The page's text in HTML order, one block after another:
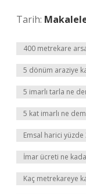
Tarih:
400 metrekare
5 dönüm araziye
5 imarlı tarla ne
5 kat imarlı ne
Emsal harici
İmar ücreti ne
Kaç metrekareye